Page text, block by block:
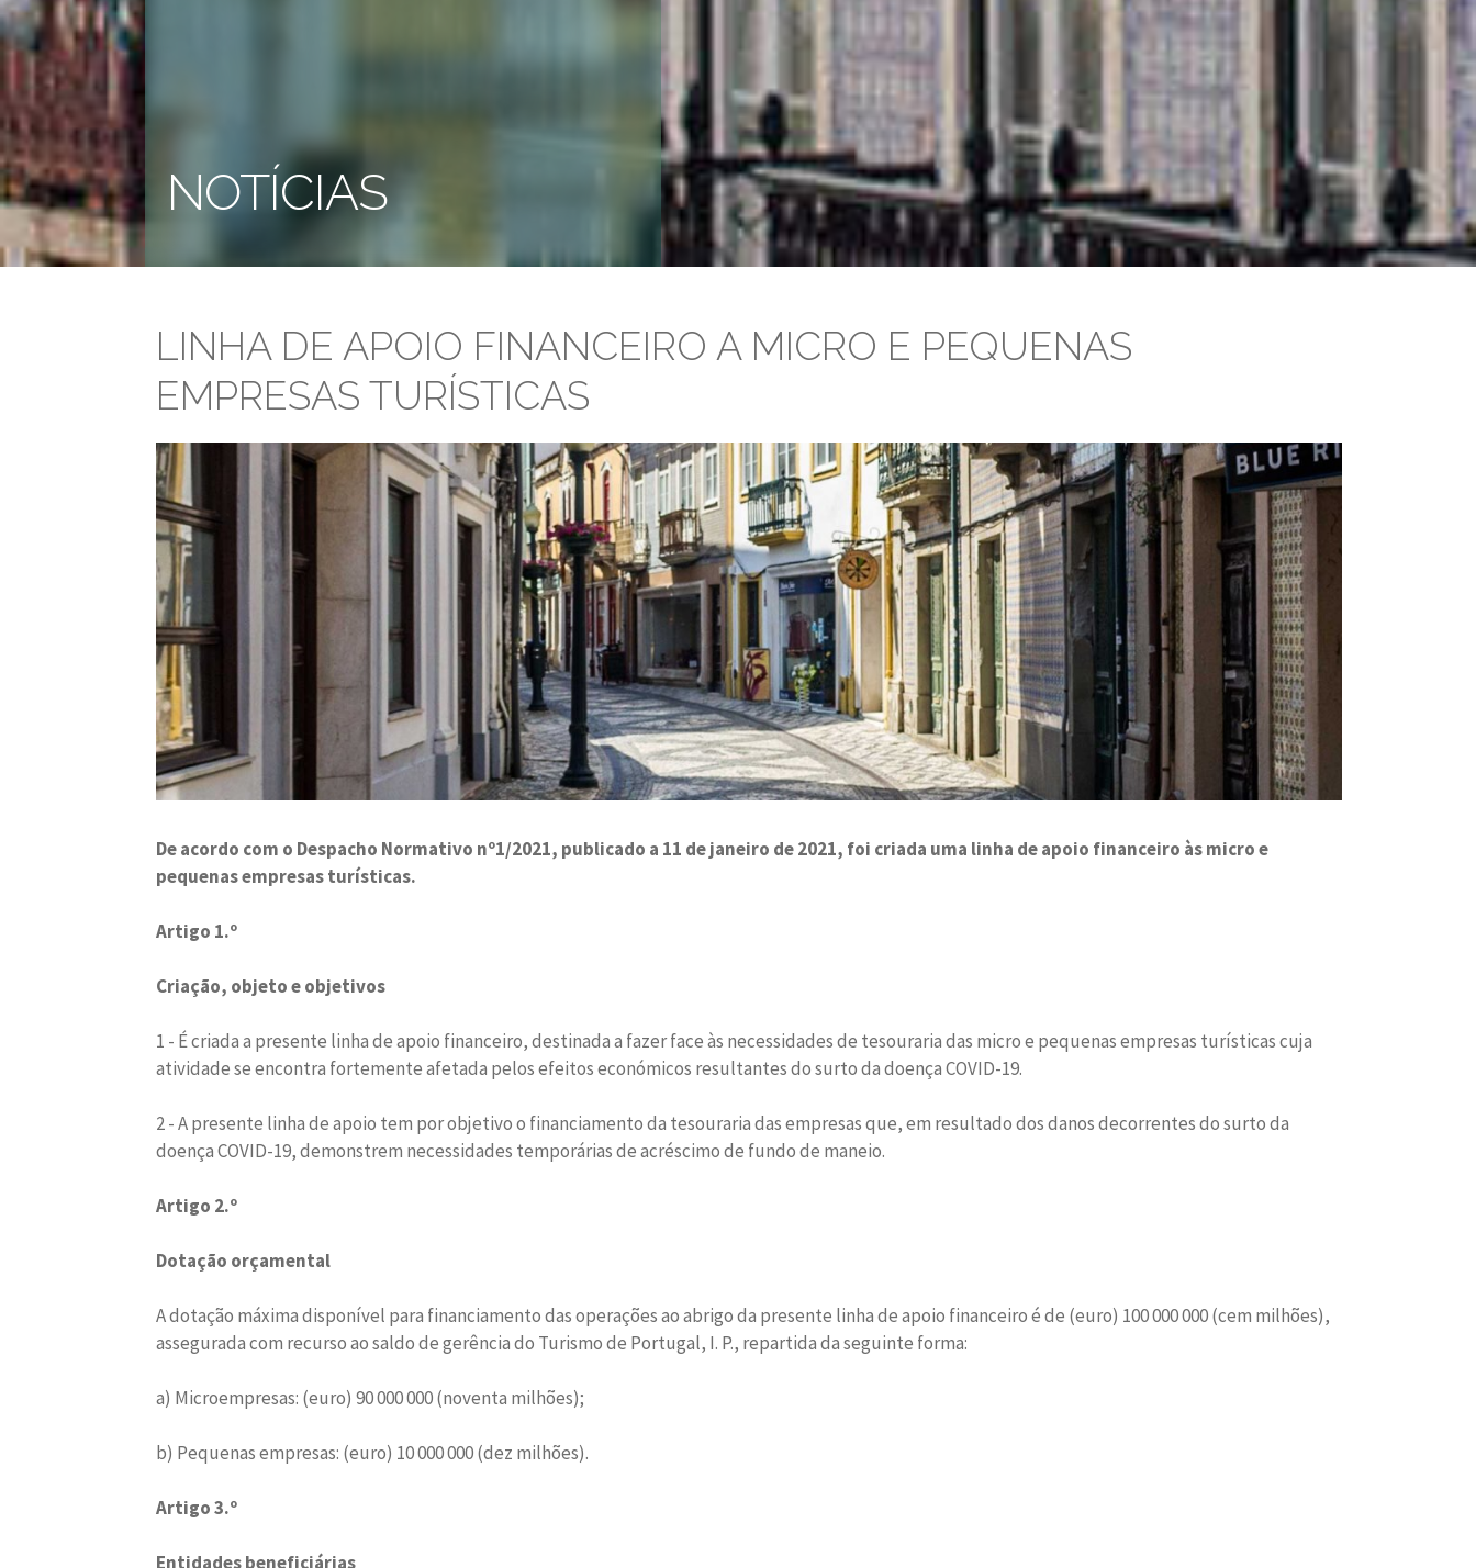
NOTÍCIAS
LINHA DE APOIO FINANCEIRO A MICRO E PEQUENAS
EMPRESAS TURÍSTICAS
De acordo com o Despacho Normativo nº1/2021, publicado a 11 de janeiro de 2021, foi criada uma linha de apoio financeiro às micro e
pequenas empresas turísticas.
Artigo 1.º
Criação, objeto e objetivos
1 - É criada a presente linha de apoio financeiro, destinada a fazer face às necessidades de tesouraria das micro e pequenas empresas turísticas cuja
atividade se encontra fortemente afetada pelos efeitos económicos resultantes do surto da doença COVID-19.
2 - A presente linha de apoio tem por objetivo o financiamento da tesouraria das empresas que, em resultado dos danos decorrentes do surto da
doença COVID-19, demonstrem necessidades temporárias de acréscimo de fundo de maneio.
Artigo 2.º
Dotação orçamental
A dotação máxima disponível para financiamento das operações ao abrigo da presente linha de apoio financeiro é de (euro) 100 000 000 (cem milhões),
assegurada com recurso ao saldo de gerência do Turismo de Portugal, I. P., repartida da seguinte forma:
a) Microempresas: (euro) 90 000 000 (noventa milhões);
b) Pequenas empresas: (euro) 10 000 000 (dez milhões).
Artigo 3.º
Entidades beneficiárias